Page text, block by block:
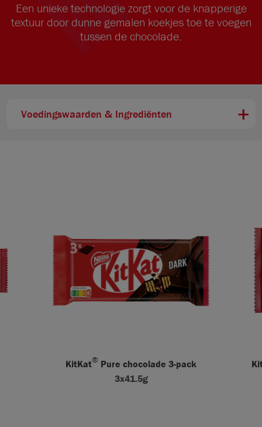
Een unieke technologie zorgt voor de knapperige
textuur door dunne gemalen koekjes toe te voegen
tussen de chocolade.
Voedingswaarden & Ingrediënten
KitKat® Pure chocolade 3-pack
3x41.5g